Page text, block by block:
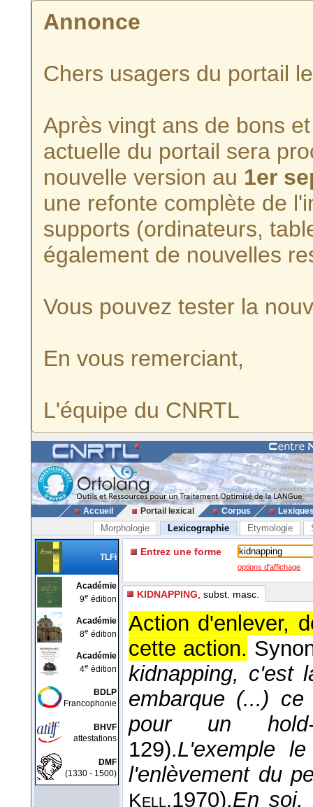
Annonce
Chers usagers du portail
Après vingt ans de bons
actuelle du portail sera
nouvelle version au 1er
une refonte complète de
supports (ordinateurs,
également de nouvelles
Vous pouvez tester la
En vous remerciant,
L'équipe du CNRTL
Accueil Portail lexical Corpus
Morphologie Lexicographie Etymologie
TLFi
Académie
9e édition
Académie
8e édition
Académie
4e édition
BDLP
Francophonie
BHVF
attestations
DMF
(1330 - 1500)
Entrez une forme
options d'affichage
KIDNAPPING , subst. masc.
Action d'enlever,
cette action.
kidnapping, c'est
embarque (...)
pour un
129).L'exemple
l'enlèvement du
Kell.1970).En soi,